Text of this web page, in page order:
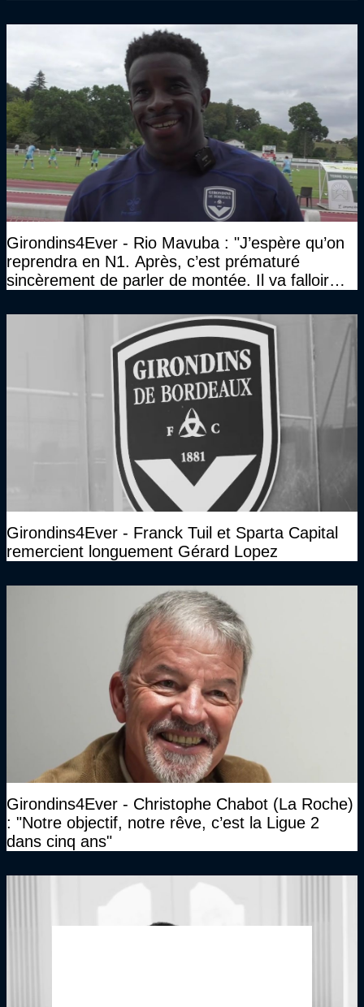
Girondins4Ever - Rio Mavuba : "J’espère qu’on
reprendra en N1. Après, c’est prématuré
sincèrement de parler de montée. Il va falloir
Girondins4Ever - Franck Tuil et Sparta Capital
remercient longuement Gérard Lopez
Girondins4Ever - Christophe Chabot (La Roche)
: "Notre objectif, notre rêve, c’est la Ligue 2
dans cinq ans"